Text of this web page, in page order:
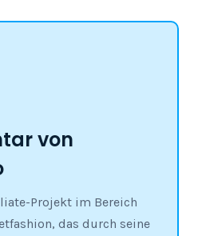
von
Projekt im Bereich
das durch seine